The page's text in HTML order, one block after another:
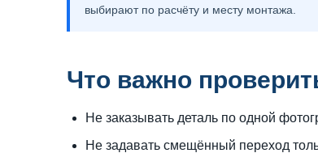
выбирают по расчёту и месту монтажа.
Что важно
Не заказывать деталь по одной
Не задавать смещённый переход